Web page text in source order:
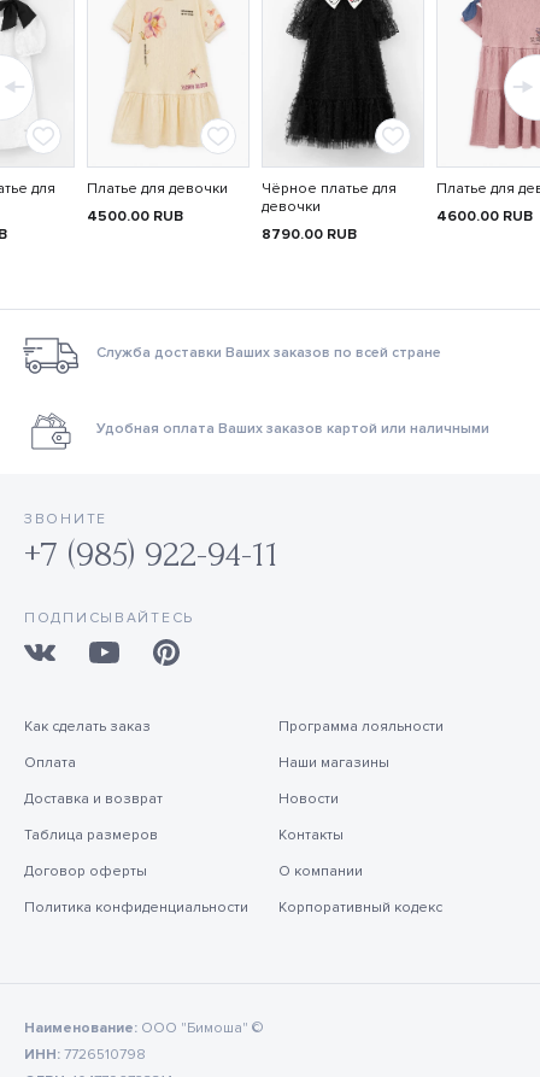
для
Платье для девочки
4500.00 RUB
Чёрное платье для
девочки
8790.00 RUB
Платье для
4600.00 RUB
Служба доставки Ваших заказов по всей стране
Удобная оплата Ваших заказов картой или наличными
ЗВОНИТЕ
+7 (985) 922-94-11
ПОДПИСЫВАЙТЕСЬ
Как сделать заказ
Оплата
Доставка и возврат
Таблица размеров
Договор оферты
Политика конфиденциальности
Программа лояльности
Наши магазины
Новости
Контакты
О компании
Корпоративный кодекс
Наименование: ООО "Бимоша" ©
ИНН: 7726510798